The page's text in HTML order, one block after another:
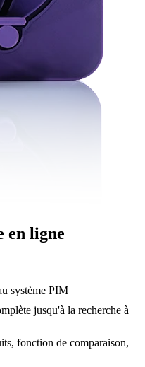
en ligne
système PIM
jusqu'à la recherche à
fonction de comparaison,